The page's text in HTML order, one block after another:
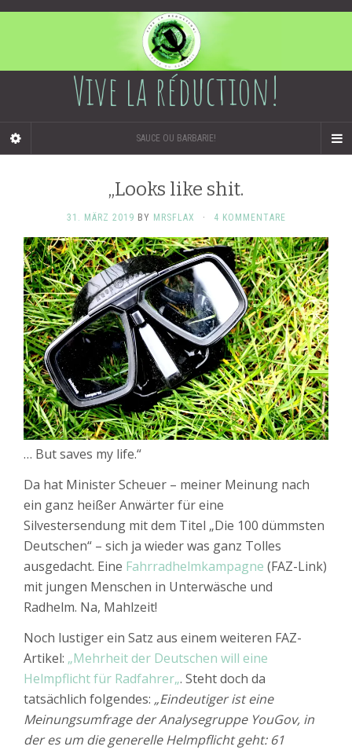
Vive la réduction!
SAUCE OU BARBARIE!
„Looks like shit.
31. MÄRZ 2019 BY MRSFLAX · 4 KOMMENTARE
… But saves my life.“
Da hat Minister Scheuer – meiner Meinung nach
ein ganz heißer Anwärter für eine
Silvestersendung mit dem Titel „Die 100 dümmsten
Deutschen“ – sich ja wieder was ganz Tolles
ausgedacht. Eine Fahrradhelmkampagne (FAZ-Link)
mit jungen Menschen in Unterwäsche und
Radhelm. Na, Mahlzeit!
Noch lustiger ein Satz aus einem weiteren FAZ-
Artikel: „Mehrheit der Deutschen will eine
Helmpflicht für Radfahrer„. Steht doch da
tatsächlich folgendes: „Eindeutiger ist eine
Meinungsumfrage der Analysegruppe YouGov, in
der es um die generelle Helmpflicht geht: 61